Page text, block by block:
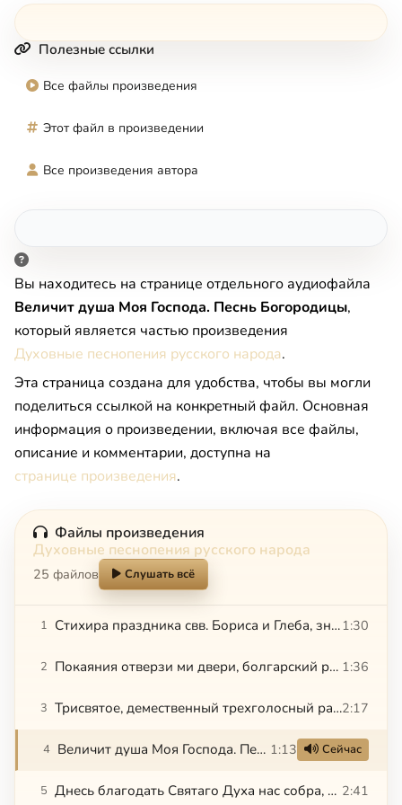
Полезные ссылки
Все файлы произведения
Этот файл в произведении
Все произведения автора
Вы находитесь на странице отдельного аудиофайла
Величит душа Моя Господа. Песнь Богородицы,
который является частью произведения
Духовные песнопения русского народа.
Эта страница создана для удобства, чтобы вы могли
поделиться ссылкой на конкретный файл. Основная
информация о произведении, включая все файлы,
описание и комментарии, доступна на
странице произведения.
Файлы произведения
Духовные песнопения русского народа
25 файлов Слушать всё
1 Стихира праздника свв. Бориса и Глеба, знаменный распев (Знаменный распев)1:30
2 Покаяния отверзи ми двери, болгарский распев (Болгарский распев) 1:36
3 Трисвятое, демественный трехголосный распев2:17
4 Величит душа Моя Господа. Песнь Богородицы 1:13 Сейчас
5 Днесь благодать Святаго Духа нас собра, демественный трехголосный распев 2:41